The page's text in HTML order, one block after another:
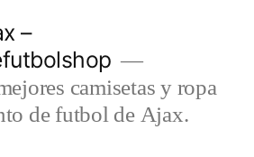
–
camisetas y ropa
de futbol de Ajax.